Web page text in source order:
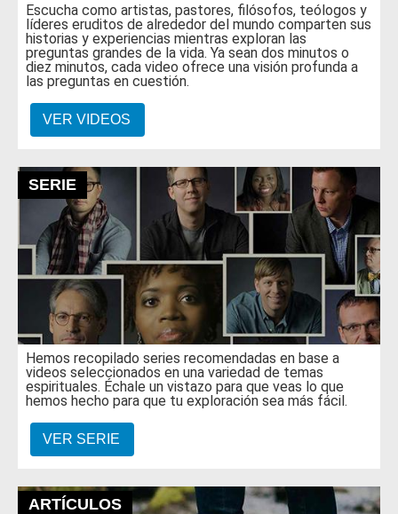
Escucha como artistas, pastores, filósofos, teólogos y
líderes eruditos de alrededor del mundo comparten sus
historias y experiencias mientras exploran las
preguntas grandes de la vida. Ya sean dos minutos o
diez minutos, cada video ofrece una visión profunda a
las preguntas en cuestión.
VER VIDEOS
SERIE
Hemos recopilado series recomendadas en base a
videos seleccionados en una variedad de temas
espirituales. Échale un vistazo para que veas lo que
hemos hecho para que tu exploración sea más fácil.
VER SERIE
ARTÍCULOS